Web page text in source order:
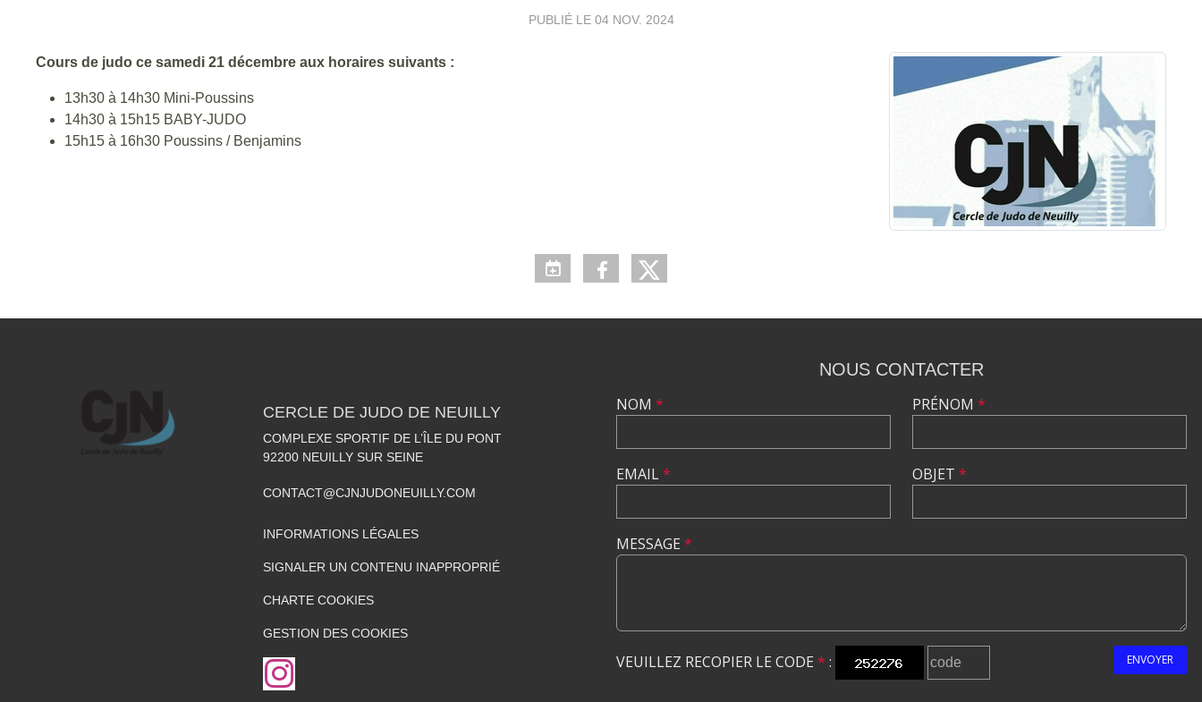
PUBLIÉ LE 04 NOV. 2024
Cours de judo ce samedi 21 décembre aux horaires suivants :
13h30 à 14h30 Mini-Poussins
14h30 à 15h15 BABY-JUDO
15h15 à 16h30 Poussins / Benjamins
CERCLE DE JUDO DE NEUILLY
COMPLEXE SPORTIF DE L’ÎLE DU PONT
92200 NEUILLY SUR SEINE
CONTACT@CJNJUDONEUILLY.COM
INFORMATIONS LÉGALES
SIGNALER UN CONTENU INAPPROPRIÉ
CHARTE COOKIES
GESTION DES COOKIES
NOUS CONTACTER
NOM *
EMAIL*
PRÉNOM *
OBJET *
MESSAGE *
VEUILLEZ RECOPIER LE CODE * : ENVOYER